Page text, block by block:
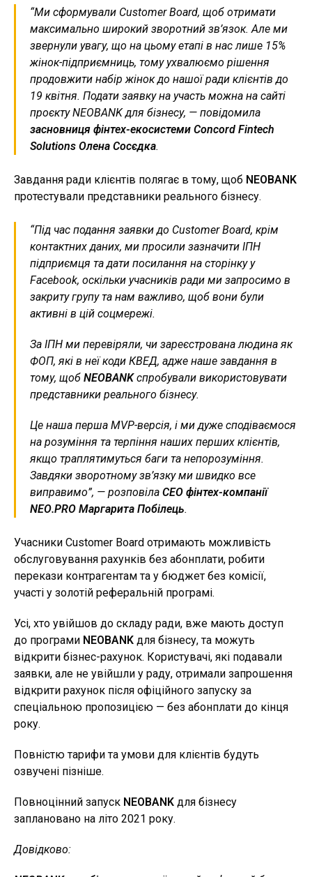
“Ми сформували Customer Board, щоб отримати
максимально широкий зворотний зв’язок. Але ми
звернули увагу, що на цьому етапі в нас лише 15%
жінок-підприємниць, тому ухвалюємо рішення
продовжити набір жінок до нашої ради клієнтів до
19 квітня. Подати заявку на участь можна на сайті
проєктуNEOBANK для бізнесу, — повідомила
засновниця фінтех-екосистеми Concord Fintech
Solutions Олена Сосєдка.
Завдання ради клієнтів полягає в тому, щоб NEOBANK
протестували представники реального бізнесу.
“Під час подання заявки до Customer Board, крім
контактних даних, ми просили зазначити ІПН
підприємця та дати посилання на сторінку у
Facebook, оскільки учасників ради ми запросимо в
закриту групу та нам важливо, щоб вони були
активні в цій соцмережі.
За ІПН ми перевіряли, чи зареєстрована людина як
ФОП, які в неї коди КВЕД, адже наше завдання в
тому, щоб NEOBANKспробували використовувати
представники реального бізнесу.
Це наша перша MVP-версія, і ми дуже сподіваємося
на розуміння та терпіння наших перших клієнтів,
якщо траплятимуться баги та непорозуміння.
Завдяки зворотному зв’язку ми швидко все
виправимо”, — розповіла СЕО фінтех-компанії
NЕО.РRО Маргарита Побілець.
Учасники Customer Board отримають можливість
обслуговування рахунків без абонплати, робити
перекази контрагентам та у бюджет без комісії,
участі у золотій реферальній програмі.
Усі, хто увійшов до складу ради, вже мають доступ
до програми NEOBANK для бізнесу, та можуть
відкрити бізнес-рахунок. Користувачі, які подавали
заявки, але не увійшли у раду, отримали запрошення
відкрити рахунок після офіційного запуску за
спеціальною пропозицією — без абонплати до кінця
року.
Повністю тарифи та умови для клієнтів будуть
озвучені пізніше.
Повноцінний запуск NEOBANK для бізнесу
заплановано на літо 2021 року.
Довідково: